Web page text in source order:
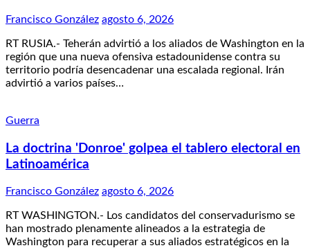
Francisco González agosto 6, 2026
RT RUSIA.- Teherán advirtió a los aliados de Washington en la
región que una nueva ofensiva estadounidense contra su
territorio podría desencadenar una escalada regional. Irán
advirtió a varios países…
Guerra
La doctrina 'Donroe' golpea el tablero electoral en
Latinoamérica
Francisco González agosto 6, 2026
RT WASHINGTON.- Los candidatos del conservadurismo se
han mostrado plenamente alineados a la estrategia de
Washington para recuperar a sus aliados estratégicos en la